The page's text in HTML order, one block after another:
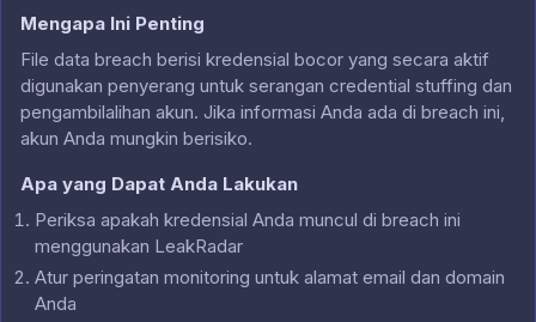
Mengapa Ini Penting
File data breach berisi kredensial bocor yang secara aktif
digunakan penyerang untuk serangan credential stuffing dan
pengambilalihan akun. Jika informasi Anda ada di breach ini,
akun Anda mungkin berisiko.
Apa yang Dapat Anda Lakukan
Periksa apakah kredensial Anda muncul di breach ini
menggunakan LeakRadar
Atur peringatan monitoring untuk alamat email dan domain
Anda